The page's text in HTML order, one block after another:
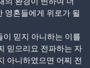
영혼들에게 위로가 될
이 믿지 아니하는 이를
믿으리요 전파하는 자
아니하였으면 어찌 전